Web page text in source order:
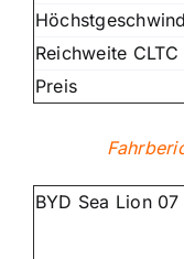
Reichweite
Preis
BYD Sea Lion